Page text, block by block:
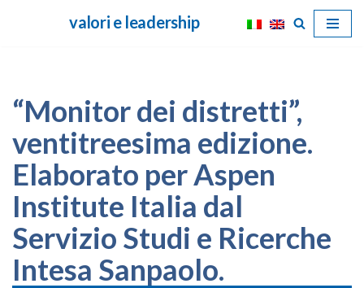
valori e leadership
“Monitor dei distretti”,
ventitreesima edizione.
Elaborato per Aspen
Institute Italia dal
Servizio Studi e Ricerche
Intesa Sanpaolo.